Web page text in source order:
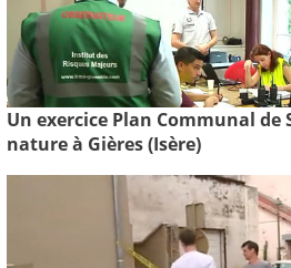
Un exercice Plan Communal de
nature à Gières (Isère)